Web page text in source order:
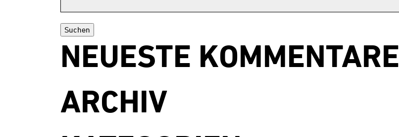
NEUESTE KOMMENTARE
ARCHIV